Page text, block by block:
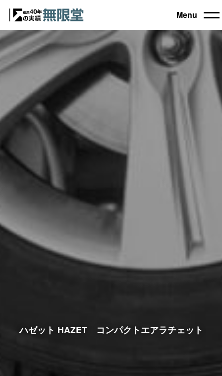
トップ
買取機器一覧
自動車設備機械
農業・林業機械
木工機械
コラム
お電話でのご相談もお気軽に
0120-031903
Menu
ハゼット HAZET コンパクトエアラチェット